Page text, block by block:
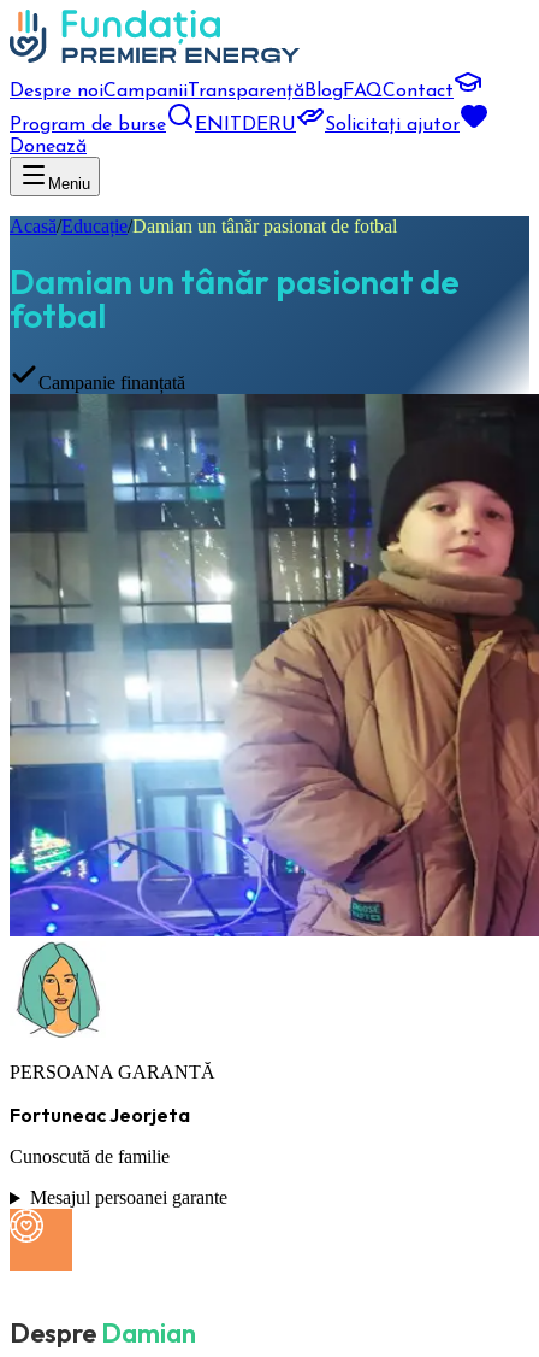
Despre noiCampanii TransparențăBlogFAQContact
Program de burse
EN DERU
Solicitați ajutor
Donează
Meniu
Acasă/Educație/Damian un tânăr pasionat de fotbal
Damian un tânăr pasionat de
fotbal
Campanie finanțată
PERSOANA GARANTĂ
Fortuneac Jeorjeta
Cunoscută de familie
Mesajul persoanei garante
Despre Damian